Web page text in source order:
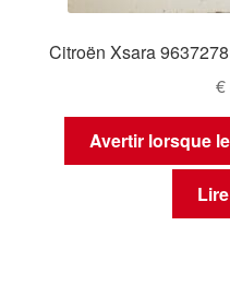
Citroën Xsara
€
Avertir lorsque